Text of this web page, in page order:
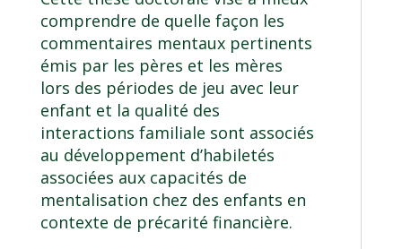
comprendre de quelle façon les
commentaires mentaux pertinents
émis par les pères et les mères
lors des périodes de jeu avec leur
enfant et la qualité des
interactions familiale sont associés
au développement d’habiletés
associées aux capacités de
mentalisation chez des enfants en
contexte de précarité financière.